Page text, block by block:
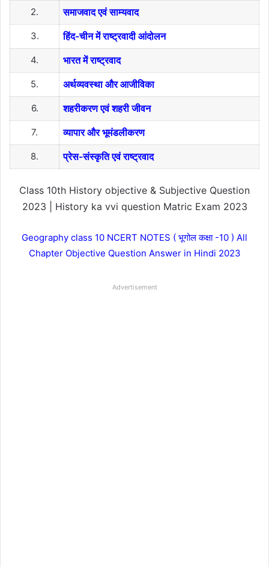
2. समाजवाद एवं साम्यवाद
3. हिंद-चीन में राष्ट्रवादी आंदोलन
4. भारत में राष्ट्रवाद
5. अर्थव्यवस्था और आजीविका
6. शहरीकरण एवं शहरी जीवन
7. व्यापार और भूमंडलीकरण
8. प्रेस-संस्कृति एवं राष्ट्रवाद
Class 10th History objective & Subjective Question
2023 | History ka vvi question Matric Exam 2023
Geography class 10 NCERT NOTES ( भूगोल कक्षा -10 ) All
Chapter Objective Question Answer in Hindi 2023
Advertisement